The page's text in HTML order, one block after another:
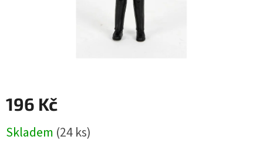
196 Kč
cena:
Skladem (24 ks)